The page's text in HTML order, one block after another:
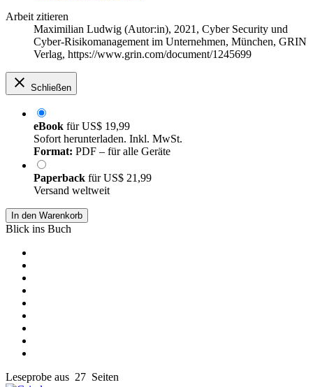
Arbeit zitieren
Maximilian Ludwig (Autor:in), 2021, Cyber Security und
Cyber-Risikomanagement im Unternehmen, München, GRIN
Verlag, https://www.grin.com/document/1245699
Schließen
eBook fürUS$ 19,99
Sofort herunterladen. Inkl. MwSt.
Format: PDF – für alle Geräte
Paperback fürUS$ 21,99
Versand weltweit
In den Warenkorb
Blick ins Buch